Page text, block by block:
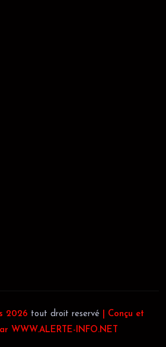
2026 tout droit reservé
| Conçu et
WWW.ALERTE-INFO.NET